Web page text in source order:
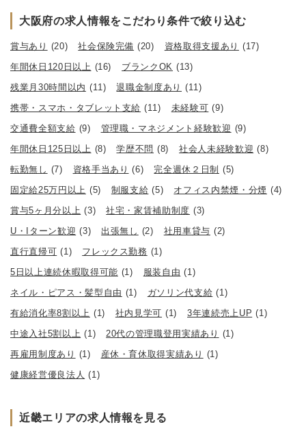
大阪府の求人情報をこだわり条件で絞り込む
賞与あり (20) 社会保険完備 (20) 資格取得支援あり (17)
年間休日120日以上 (16) ブランクOK (13)
残業月30時間以内 (11) 退職金制度あり
(11)
携帯・スマホ・タブレット支給 (11) 未経験可 (9)
交通費全額支給 (9) 管理職・マネジメント経験歓迎 (9)
年間休日125日以上 (8) 学歴不問 (8) 社会人未経験歓迎 (8)
転勤無し (7) 資格手当あり (6) 完全週休２日制 (5)
固定給25万円以上 (5) 制服支給 (5) オフィス内禁煙・分煙 (4)
賞与5ヶ月分以上 (3) 社宅・家賃補助制度 (3)
U・Iターン歓迎 (3) 出張無し (2) 社用車貸与 (2)
直行直帰可 (1) フレックス勤務 (1)
5日以上連続休暇取得可能 (1) 服装自由 (1)
ネイル・ピアス・髪型自由 (1) ガソリン代支給 (1)
有給消化率8割以上 (1) 社内見学可 (1) 3年連続売上UP (1)
中途入社5割以上 (1) 20代の管理職登用実績あり (1)
再雇用制度あり (1) 産休・育休取得実績あり (1)
健康経営優良法人 (1)
近畿エリアの求人情報を見る